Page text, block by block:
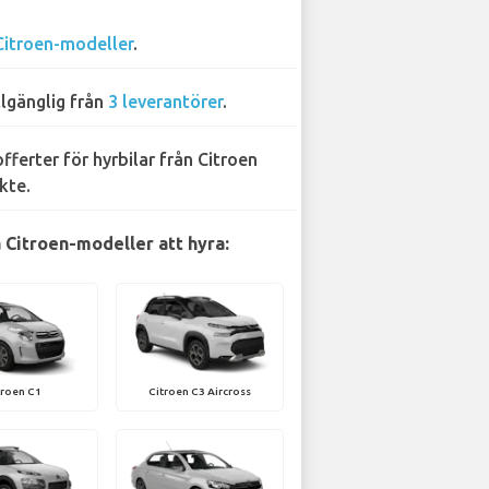
modeller.
från 3 leverantörer.
för hyrbilar från Citroen
Citroen-modeller att hyra:
C1 Citroen C3 Aircross